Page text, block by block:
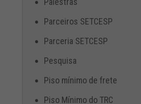
Parceiros SETCESP
Parceria SETCESP
Pesquisa
Piso mínimo de frete
Piso Mínimo do TRC